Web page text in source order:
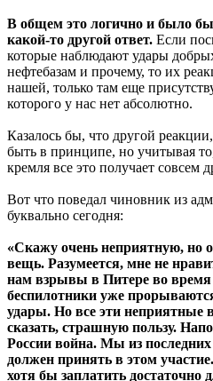
В общем это логично и было
какой-то другой ответ. Если
которые наблюдают удары
нефтебазам и прочему, то их
нашей, только там еще
которого у нас нет абсолютно.
Казалось бы, что другой
быть в принципе, но учитывая
кремля все это получает совсем
Вот что поведал чиновник из
буквально сегодня:
«Скажу очень неприятную, но
вещь. Разумеется, мне не
нам взрывы в Питере во
беспилотники уже
удары. Но все эти неприятные
сказать, страшную пользу.
России война. Мы из
должен принять в этом
хотя бы заплатить достаточно